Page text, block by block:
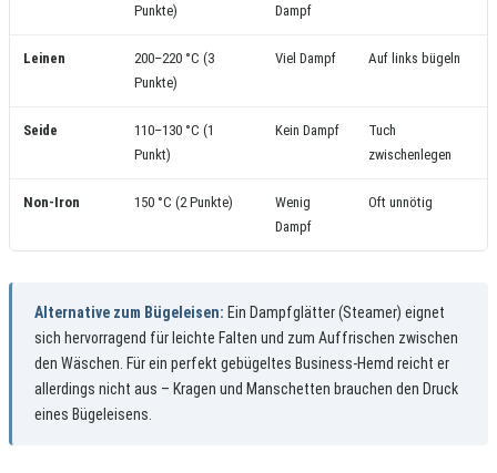
Punkte)
Dampf
Leinen
200–220 °C (3
Punkte)
Viel Dampf Auf links bügeln
Seide
110–130 °C (1
Punkt)
Kein Dampf
Tuch
zwischenlegen
Non-Iron 150 °C (2 Punkte)
Wenig
Dampf
Oft unnötig
Alternative zum Bügeleisen: Ein Dampfglätter (Steamer) eignet
sich hervorragend für leichte Falten und zum Auffrischen zwischen
den Wäschen. Für ein perfekt gebügeltes Business-Hemd reicht er
allerdings nicht aus – Kragen und Manschetten brauchen den Druck
eines Bügeleisens.